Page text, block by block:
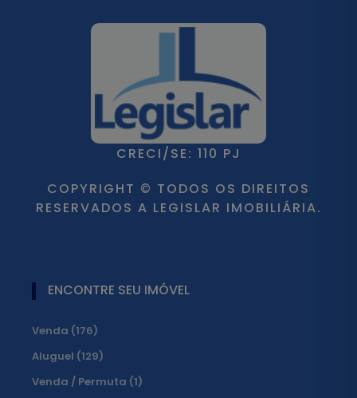
CRECI/SE: 110 PJ
COPYRIGHT © TODOS OS DIREITOS
RESERVADOS A LEGISLAR IMOBILIÁRIA.
ENCONTRE SEU IMÓVEL
Venda (176)
Aluguel (129)
Venda / Permuta (1)